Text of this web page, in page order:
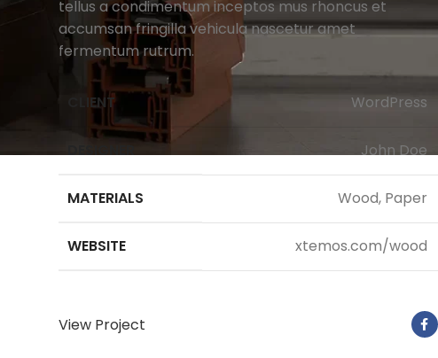
tellus a condimentum inceptos mus rhoncus et
accumsan fringilla vehicula nascetur amet
fermentum rutrum.
CLIENT WordPress
DESIGNER John Doe
MATERIALS Wood, Paper
WEBSITE xtemos.com/wood
View Project